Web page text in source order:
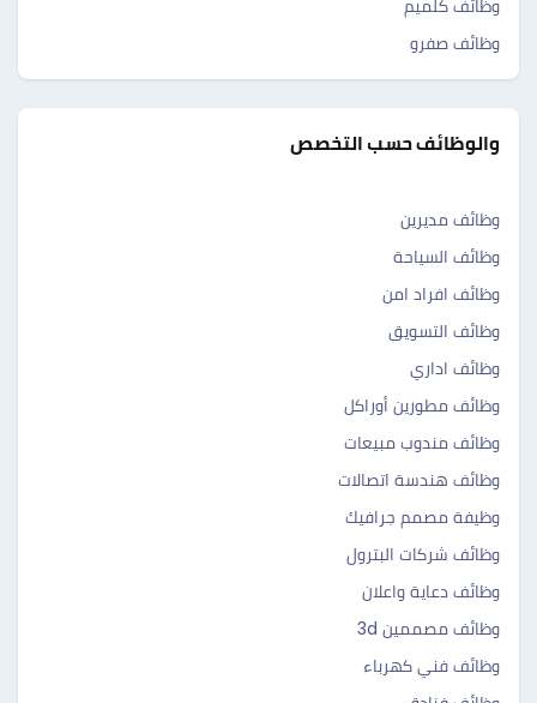
وظائف كلميم ‎‎
وظائف صفرو ‎‎
والوظائف حسب التخصص
وظائف مديرين
وظائف السياحة
وظائف افراد امن
وظائف التسويق
وظائف اداري
وظائف مطورين أوراكل
وظائف مندوب مبيعات
وظائف هندسة اتصالات
وظيفة مصمم جرافيك
وظائف شركات البترول
وظائف دعاية واعلان
وظائف مصممين 3d
وظائف فني كهرباء